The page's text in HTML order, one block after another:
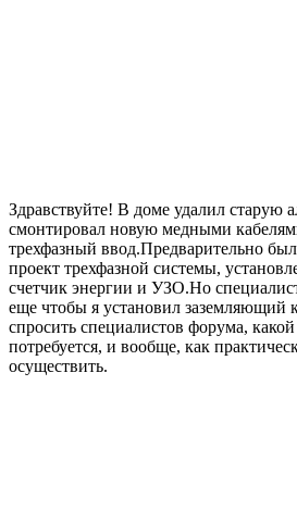
Здравствуйте! В доме удалил старую
смонтировал новую медными
трехфазный ввод.Предварительно был
проект трехфазной системы,
счетчик энергии и УЗО.Но
еще чтобы я установил заземляющий
спросить специалистов форума,
потребуется, и вообще, как
осуществить.